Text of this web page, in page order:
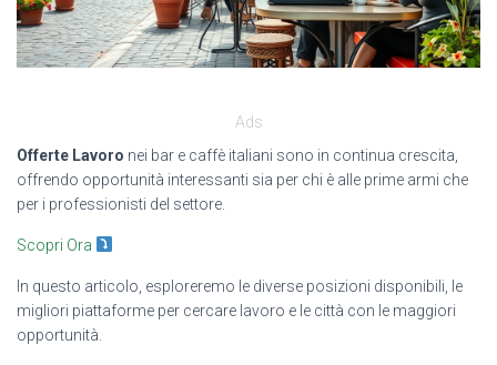
Ads
Offerte Lavoro nei bar e caffè italiani sono in continua crescita,
offrendo opportunità interessanti sia per chi è alle prime armi che
per i professionisti del settore.
Scopri Ora
In questo articolo, esploreremo le diverse posizioni disponibili, le
migliori piattaforme per cercare lavoro e le città con le maggiori
opportunità.